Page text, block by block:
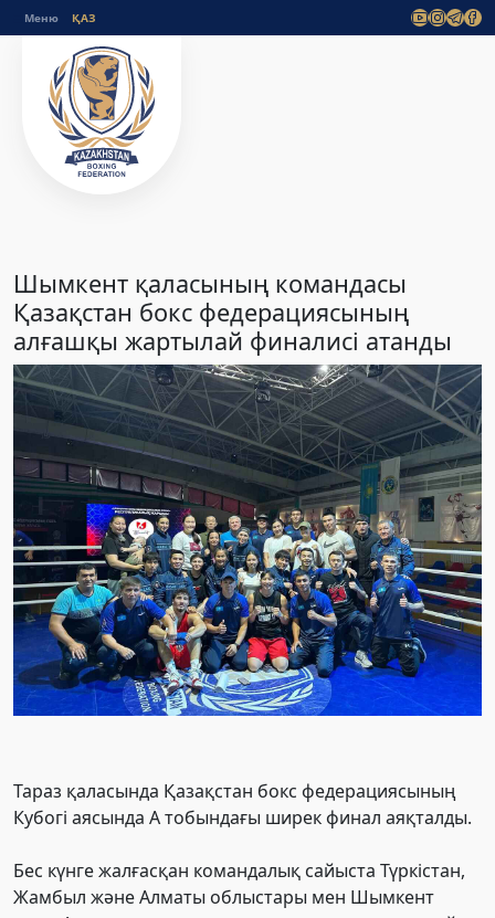
Меню
Шымкент қаласының командасы
Қазақстан бокс федерациясының
алғашқы жартылай финалисі атанды
Тараз қаласында Қазақстан бокс федерациясының
Кубогі аясында А тобындағы ширек финал аяқталды.
Бес күнге жалғасқан командалық сайыста Түркістан,
Жамбыл және Алматы облыстары мен Шымкент